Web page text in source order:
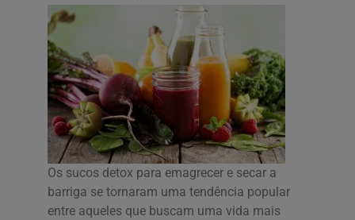
Os sucos detox para emagrecer e secar a
barriga se tornaram uma tendência popular
entre aqueles que buscam uma vida mais